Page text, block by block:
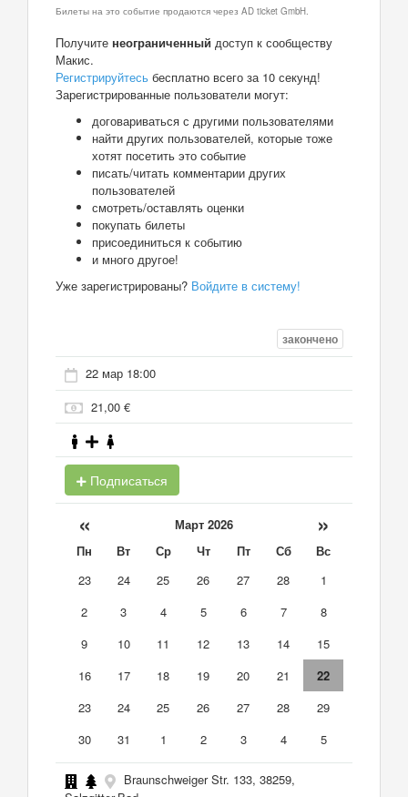
Билеты на это событие продаются через AD ticket GmbH.
Получите неограниченный доступ к сообществу
Макис.
Регистрируйтесь бесплатно всего за 10 секунд!
Зарегистрированные пользователи могут:
договариваться с другими пользователями
найти других пользователей, которые тоже
хотят посетить это событие
писать/читать комментарии других
пользователей
смотреть/оставлять оценки
покупать билеты
присоединиться к событию
и много другое!
Уже зарегистрированы? Войдите в систему!
закончено
22 мар 18:00
21,00 €
Подписаться
« Март 2026 »
Пн Вт Ср Чт Пт Сб
Вс
23
24 25 26 27 28
1
2
3 4 5 6 7
8
9
10 11 12 13 14
15
16
17 18 19 20 21
22
23
24 25 26 27 28
29
30
31 1 2 3 4 5
Braunschweiger Str. 133, 38259,